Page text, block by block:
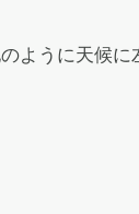
ように天候